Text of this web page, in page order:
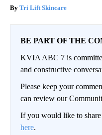
Tri Lift Skincare
BE PART OF THE
KVIA ABC 7 is
and constructive
Please keep your
can review our
If you would like to share
here.